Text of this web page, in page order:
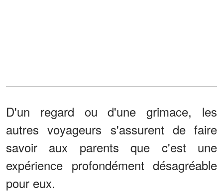
D'un regard ou d'une grimace, les
autres voyageurs s'assurent de faire
savoir aux parents que c'est une
expérience profondément désagréable
pour eux.